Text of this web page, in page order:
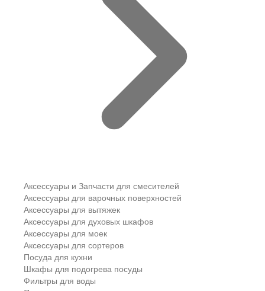
Аксессуары и Запчасти для смесителей
Аксессуары для варочных поверхностей
Аксессуары для вытяжек
Аксессуары для духовых шкафов
Аксессуары для моек
Аксессуары для сортеров
Посуда для кухни
Шкафы для подогрева посуды
Фильтры для воды